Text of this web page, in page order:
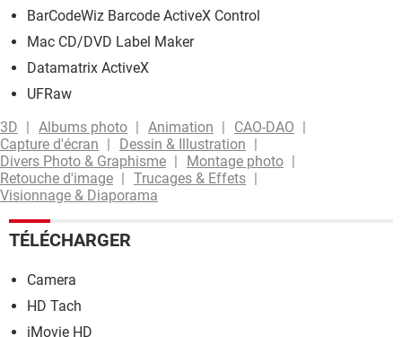
BarCodeWiz Barcode ActiveX Control
Mac CD/DVD Label Maker
Datamatrix ActiveX
UFRaw
3D
Albums photo Animation
CAO-DAO
Capture d'écran
Dessin & Illustration
Divers Photo & Graphisme
Montage photo
Retouche d'image
Trucages & Effets
Visionnage & Diaporama
TÉLÉCHARGER
Camera
HD Tach
iMovie HD